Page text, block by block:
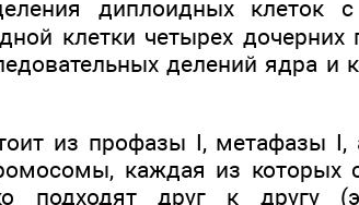
диплоидных клеток
клетки четырех
делений ядра и
из профазы I, метафазы
каждая из которых
подходят друг к другу